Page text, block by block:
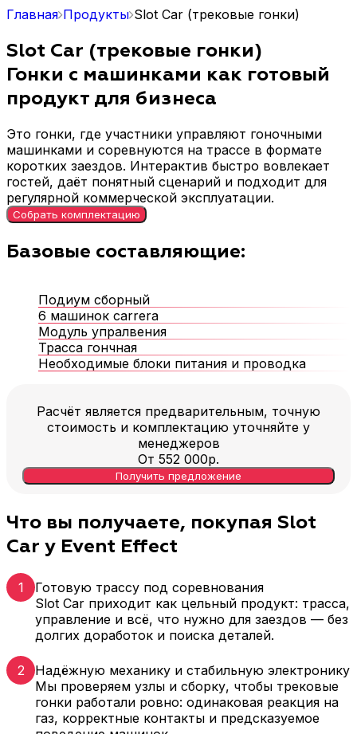
Главная Продукты Slot Car (трековые гонки)
Slot Car (трековые гонки)
Гонки с машинками как готовый
продукт для бизнеса
Это гонки, где участники управляют гоночными
машинками и соревнуются на трассе в формате
коротких заездов. Интерактив быстро вовлекает
гостей, даёт понятный сценарий и подходит для
регулярной коммерческой эксплуатации.
Собрать комплектацию
Базовые составляющие:
Подиум сборный
6 машинок carrera
Модуль упралвения
Трасса гончная
Необходимые блоки питания и проводка
Расчёт является предварительным, точную
стоимость и комплектацию уточняйте у
менеджеров
От 552 000р.
Получить предложение
Что вы получаете, покупая Slot
Car у Event Effect
1
Готовую трассу под соревнования
Slot Car приходит как цельный продукт: трасса,
управление и всё, что нужно для заездов — без
долгих доработок и поиска деталей.
2
Надёжную механику и стабильную электронику
Мы проверяем узлы и сборку, чтобы трековые
гонки работали ровно: одинаковая реакция на
газ, корректные контакты и предсказуемое